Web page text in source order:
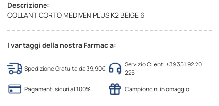
Descrizione:
COLLANT CORTO MEDIVEN PLUS K2 BEIGE 6
I vantaggi della nostra Farmacia:
Spedizione Gratuita da 39,90€
Servizio Clienti +39 351 92 20
225
Pagamenti sicuri al 100%
Campioncini in omaggio